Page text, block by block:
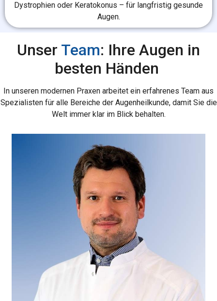
Dystrophien oder Keratokonus – für langfristig gesunde
Augen.
Unser Team: Ihre Augen in
besten Händen
In unseren modernen Praxen arbeitet ein erfahrenes Team aus
Spezialisten für alle Bereiche der Augenheilkunde, damit Sie die
Welt immer klar im Blick behalten.